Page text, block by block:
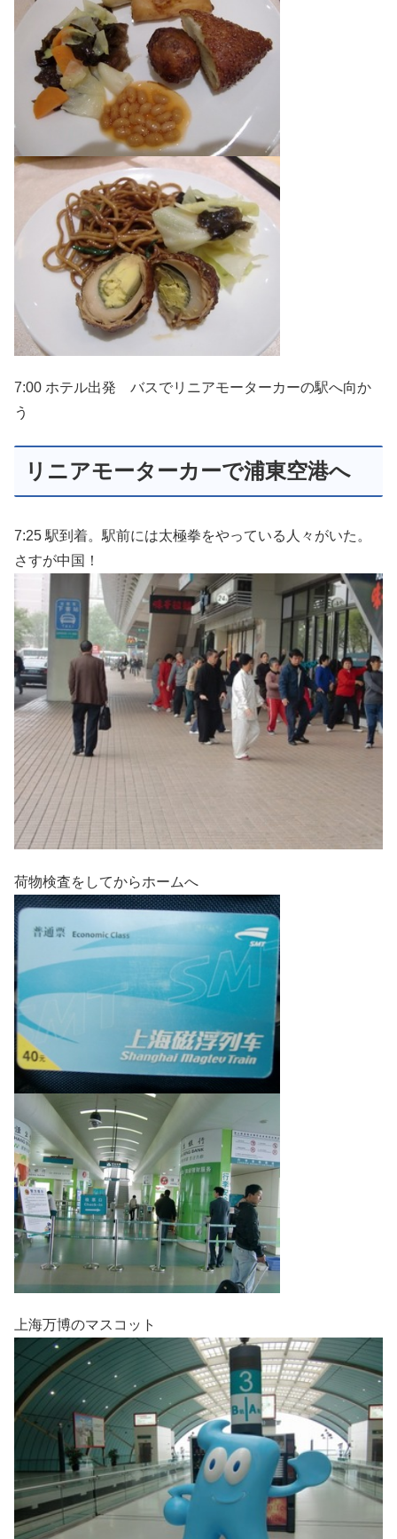
7:00 ホテル出発 バスでリニアモーターカーの駅へ向か
う
リニアモーターカーで浦東空港へ
7:25 駅到着。駅前には太極拳をやっている人々がいた。
さすが中国！
荷物検査をしてからホームへ
上海万博のマスコット